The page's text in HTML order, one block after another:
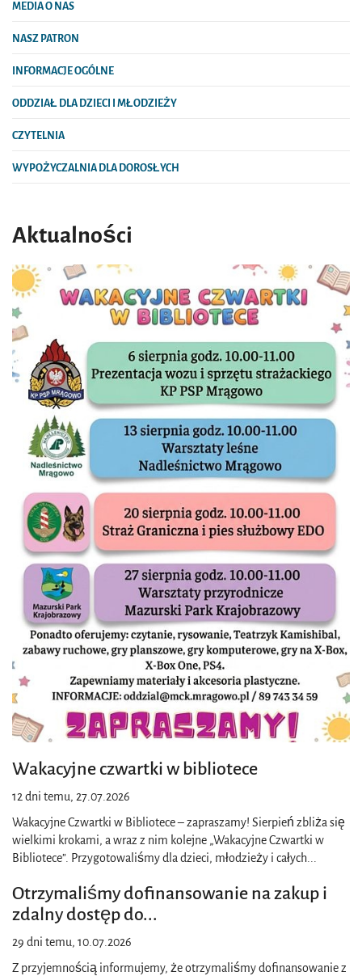
MEDIA O NAS
NASZ PATRON
INFORMACJE OGÓLNE
ODDZIAŁ DLA DZIECI I MŁODZIEŻY
CZYTELNIA
WYPOŻYCZALNIA DLA DOROSŁYCH
Aktualności
Wakacyjne czwartki w bibliotece
12 dni temu, 27.07.2026
Wakacyjne Czwartki w Bibliotece – zapraszamy! Sierpień zbliża się
wielkimi krokami, a wraz z nim kolejne „Wakacyjne Czwartki w
Bibliotece”. Przygotowaliśmy dla dzieci, młodzieży i całych...
Otrzymaliśmy dofinansowanie na zakup i
zdalny dostęp do...
29 dni temu, 10.07.2026
Z przyjemnością informujemy, że otrzymaliśmy dofinansowanie z